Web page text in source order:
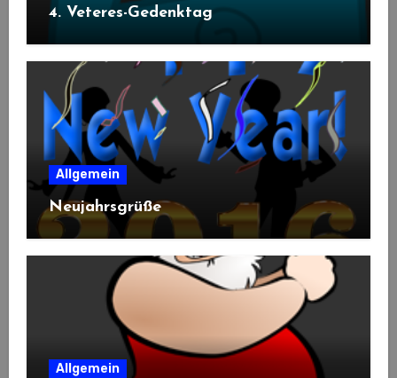
4. Veteres-Gedenktag
Allgemein
Neujahrsgrüße
Allgemein